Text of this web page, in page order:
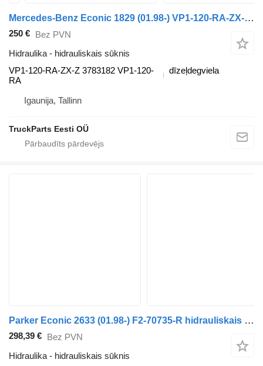
Mercedes-Benz Econic 1829 (01.98-) VP1-120-RA-ZX-Z hidrauliskais sūknis paredzēts Mercedes-Benz Econic (1998-2014) vilcēja
250 € Bez PVN
Hidraulika - hidrauliskais sūknis
VP1-120-RA-ZX-Z 3783182 VP1-120-
RA
dīzeļdegviela
Igaunija, Tallinn
TruckParts Eesti OÜ
Parker Econic 2633 (01.98-) F2-70735-R hidrauliskais sūknis paredzēts Mercedes-Benz Econic (1998-2014) vilcēja
298,39 € Bez PVN
Hidraulika - hidrauliskais sūknis